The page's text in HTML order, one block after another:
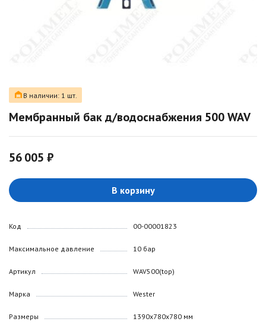
В наличии: 1 шт.
Мембранный бак д/водоснабжения 500 WAV
56 005 ₽
В корзину
Код
Максимальное давление
Артикул
Марка
Размеры
00-00001823
10 бар
WAV500(top)
Wester
1390х780х780 мм